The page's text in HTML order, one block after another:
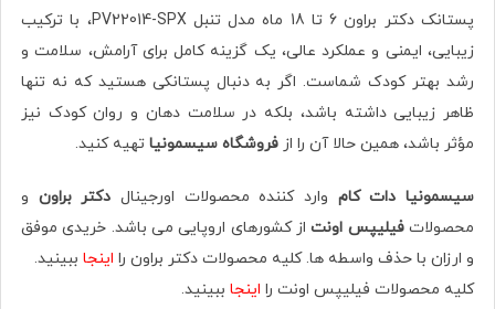
پستانک دکتر براون 6 تا 18 ماه مدل تنبل PV22014-SPX، با ترکیب
زیبایی، ایمنی و عملکرد عالی، یک گزینه‌ کامل برای آرامش، سلامت و
رشد بهتر کودک شماست. اگر به دنبال پستانکی هستید که نه تنها
ظاهر زیبایی داشته باشد، بلکه در سلامت دهان و روان کودک نیز
مؤثر باشد، همین حالا آن را از فروشگاه سیسمونیا تهیه کنید.
سیسمونیا دات کام وارد کننده محصولات اورجینال دکتر براون و
محصولاتفیلیپس اونتاز کشورهای اروپایی می باشد. خریدی موفق
و ارزان با حذف واسطه ها. کلیه محصولات دکتر براون را اینجا ببینید.
کلیه محصولات فیلیپس اونت را اینجا ببینید.